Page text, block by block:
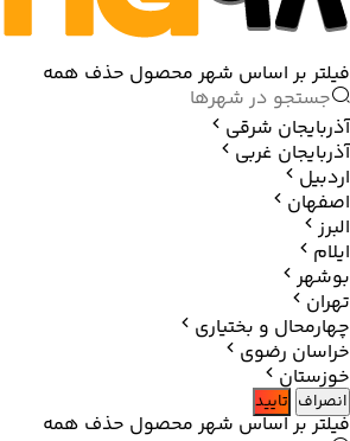
فیلتر بر اساس شهر محصول حذف همه
آذربایجان شرقی
آذربایجان غربی
اردبیل
اصفهان
البرز
ایلام
بوشهر
تهران
چهارمحال و بختیاری
خراسان رضوی
خوزستان
انصراف تایید
فیلتر بر اساس شهر محصول حذف همه